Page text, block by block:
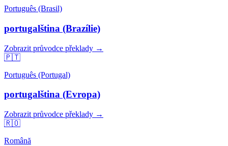
Português (Brasil)
portugalština (Brazílie)
Zobrazit průvodce překlady →
🇵🇹
Português (Portugal)
portugalština (Evropa)
Zobrazit průvodce překlady →
🇷🇴
Română